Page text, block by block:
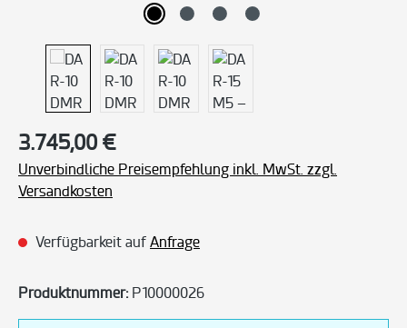
Regulärer Preis:
3.745,00 €
Unverbindliche Preisempfehlung inkl. MwSt. zzgl.
Versandkosten
Verfügbarkeit auf Anfrage
Produktnummer: P10000026